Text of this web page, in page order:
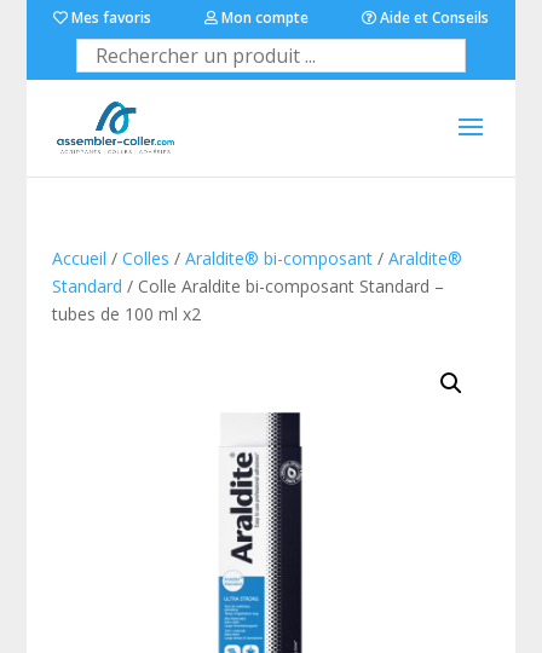
Mes favoris Mon compte Aide et Conseils
Accueil / Colles / Araldite® bi-composant/ Araldite®
Standard / Colle Araldite bi-composant Standard –
tubes de 100 ml x2